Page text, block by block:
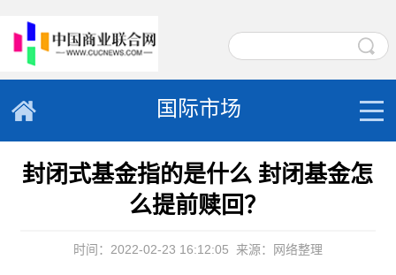
国际市场
封闭式基金指的是什么 封闭基金怎
么提前赎回？
时间：2022-02-23 16:12:05 来源：网络整理